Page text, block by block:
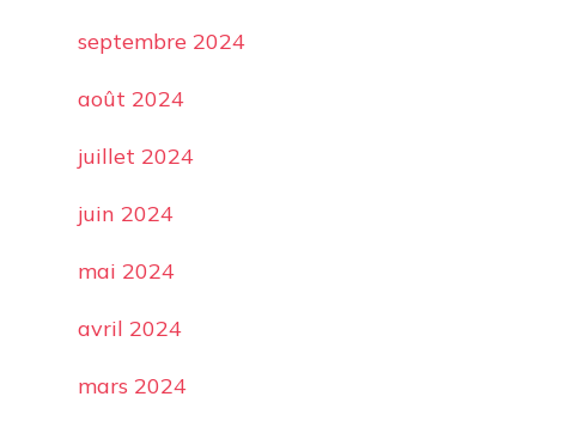
septembre 2024
août 2024
juillet 2024
juin 2024
mai 2024
avril 2024
mars 2024